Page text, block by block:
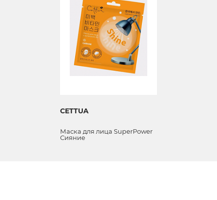
CETTUA
Маска для лица SuperPower
Сияние